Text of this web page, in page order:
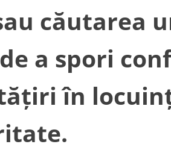
căutarea
a spori
în